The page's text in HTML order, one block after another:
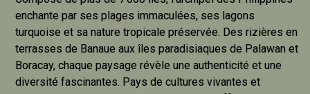
enchante par ses plages immaculées, ses lagons
turquoise et sa nature tropicale préservée. Des rizières en
terrasses de Banaue aux îles paradisiaques de Palawan et
Boracay, chaque paysage révèle une authenticité et une
diversité fascinantes. Pays de cultures vivantes et